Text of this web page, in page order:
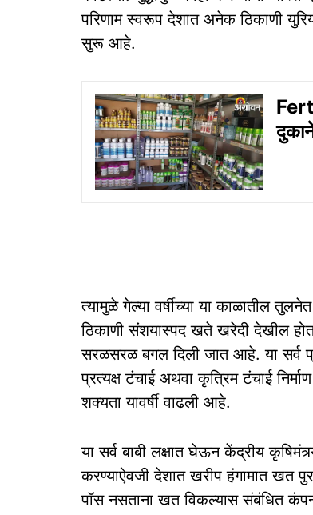
परिणाम स्वरूप देशात अनेक ठिकाणी
सुरू आहे.
त्यामुळे गेल्या वर्षीच्या या काळातील
ठिकाणी संशयास्पद खते खरेदी देखील
सरळसरळ बगल दिली जात आहे. या सर्व
प्रत्यक्ष टंचाई अथवा कृत्रिम टंचाई
शक्यता यावर्षी वाढली आहे.
या सर्व बाबी लक्षात घेऊन केंद्रीय
करण्याऐवजी देशात खरीप हंगामात खत
पॉस नसताना खत विकल्यास संबंधित